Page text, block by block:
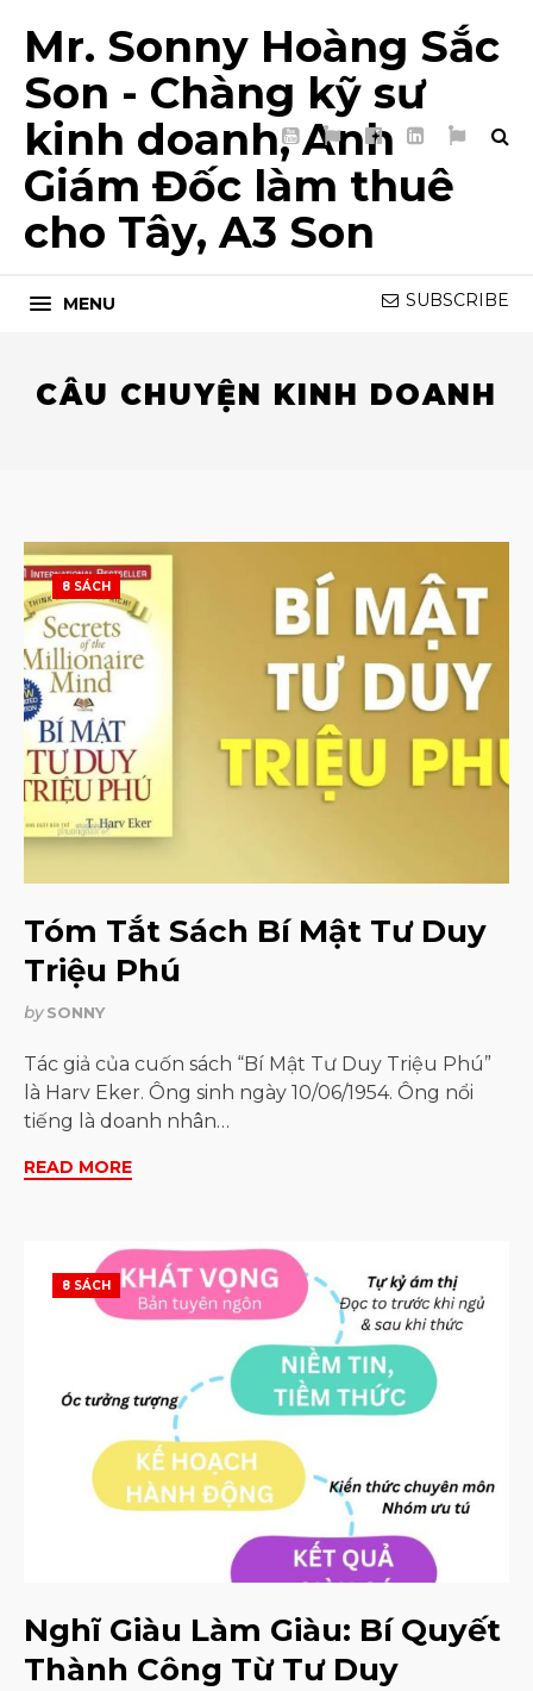
YouTube
TikTokFacebookLinkedIn
My
Mr. Sonny Hoàng Sắc
Son - Chàng kỹ sư
kinh doanh, Anh
Giám Đốc làm thuê
cho Tây, A3 Son
MENU SUBSCRIBE
CÂU CHUYỆN KINH DOANH
8 SÁCH
Tóm Tắt Sách Bí Mật Tư Duy
Triệu Phú
bySONNY
Tác giả của cuốn sách “Bí Mật Tư Duy Triệu Phú”
là Harv Eker. Ông sinh ngày 10/06/1954. Ông nổi
tiếng là doanh nhân…
READ MORE
8 SÁCH
Nghĩ Giàu Làm Giàu: Bí Quyết
Thành Công Từ Tư Duy